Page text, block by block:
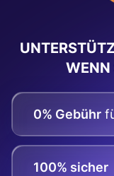
WENN
0% Gebühr
100% sicher